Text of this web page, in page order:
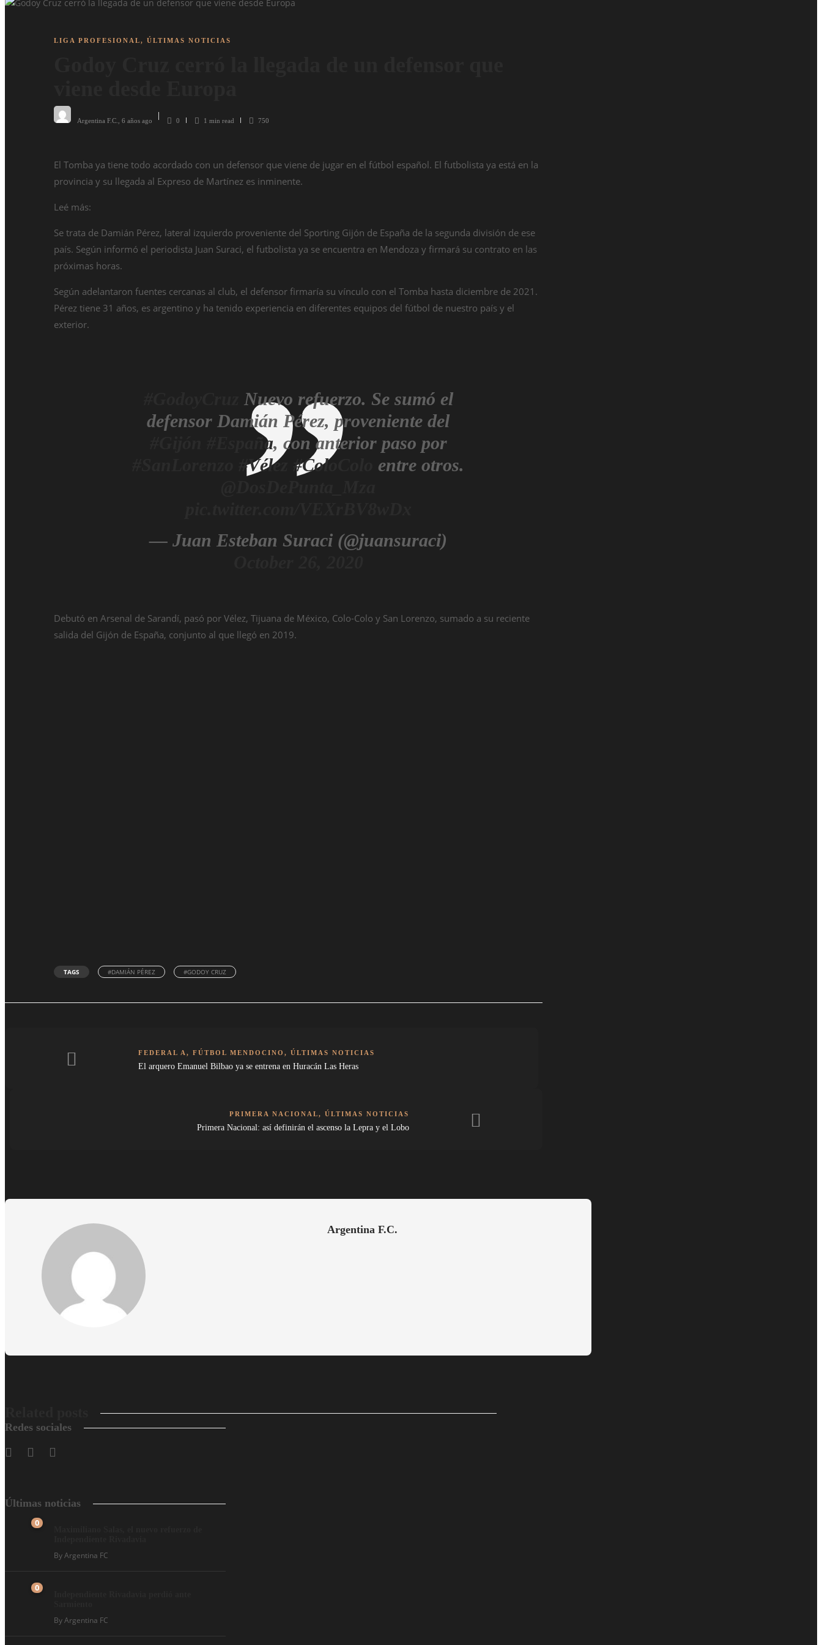
LIGA PROFESIONAL, ÚLTIMAS NOTICIAS
Argentina F.C. 6 años ago 0 1 min read 750
El Tomba ya tiene todo acordado con un defensor que viene de jugar en el fútbol español. El futbolista ya está en la
provincia y su llegada al Expreso de Martínez es inminente.
Leé más:
Se trata de Damián Pérez, lateral izquierdo proveniente del Sporting Gijón de España de la segunda división de ese
país. Según informó el periodista Juan Suraci, el futbolista ya se encuentra en Mendoza y firmará su contrato en las
próximas horas.
Según adelantaron fuentes cercanas al club, el defensor firmaría su vínculo con el Tomba hasta diciembre de 2021.
Pérez tiene 31 años, es argentino y ha tenido experiencia en diferentes equipos del fútbol de nuestro país y el
exterior.
Nuevo refuerzo. Se sumó el
defensor Damián Pérez, proveniente del
#España, con anterior paso por
#Vélez #ColoColo
entre otros.
— Juan Esteban Suraci (@juansuraci)
Debutó en Arsenal de Sarandí, pasó por Vélez, Tijuana de México, Colo-Colo y San Lorenzo, sumado a su reciente
salida del Gijón de España, conjunto al que llegó en 2019.
TAGS #DAMIÁN PÉREZ #GODOY CRUZ
FEDERAL A , FÚTBOL MENDOCINO , ÚLTIMAS NOTICIAS
El arquero Emanuel Bilbao ya se entrena en Huracán Las Heras
PRIMERA NACIONAL,ÚLTIMAS NOTICIAS
Primera Nacional: así definirán el ascenso la Lepra y el Lobo
Argentina F.C.
Redes sociales
Últimas noticias
0
ByArgentina FC
0
ByArgentina FC